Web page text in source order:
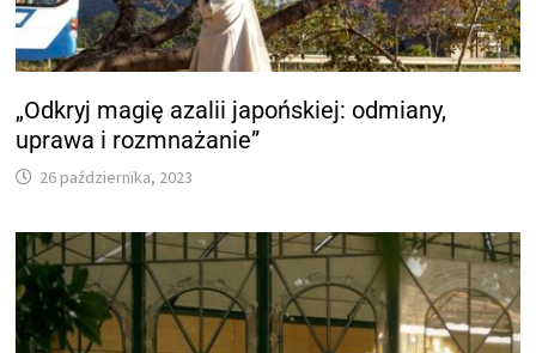
„Odkryj magię azalii japońskiej: odmiany,
uprawa i rozmnażanie”
26 października, 2023